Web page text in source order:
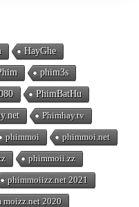
HayGhe
phim3s
PhimBatHu
Phimhay.tv
phimmoi phimmoi.net
phimmoii.zz
phimmoiizz.net 2021
moizz.net 2020